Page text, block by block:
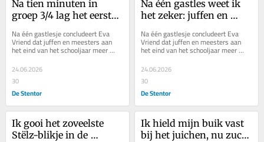
Na tien minuten in
groep 3/4 lag het eerste
Na één gastlesje concludeert Eva
Vriend dat juffen en meesters aan
het eind van het schooljaar meer
verdienen dan een bloem of een
doosje chocola.
24.06.2026
30
De Stentor
Na één gastles weet ik
het zeker: juffen en
méér dan een bloem of
een doos Merci
Na één gastlesje concludeert Eva
Vriend dat juffen en meesters aan
het eind van het schooljaar meer
verdienen dan een bloem of een
doosje chocola.
24.06.2026
30
De Stentor
Ik gooi het zoveelste
Stëlz-blikje in de
Ik hield mijn buik vast
bij het juichen, nu zucht